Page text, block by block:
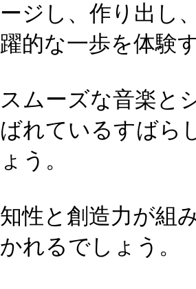
ージし、作り出し
躍的な一歩を体験
スムーズな音楽と
ばれているすばら
ょう。
知性と創造力が組
かれるでしょう。